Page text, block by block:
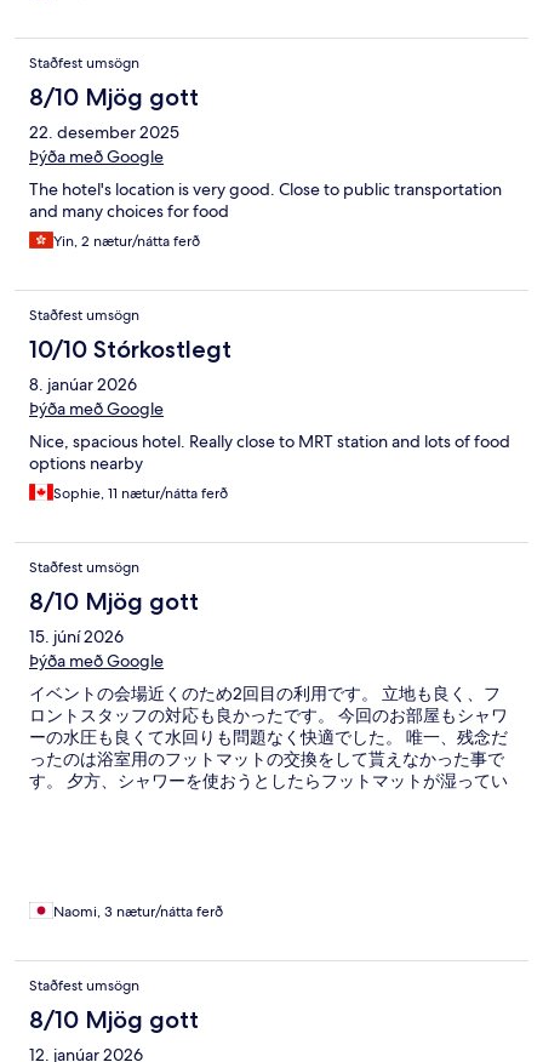
Staðfest umsögn
8/10 Mjög gott
22. desember 2025
Þýða með Google
The hotel's location is very good. Close to public transportation
and many choices for food
Yin, 2 nætur/nátta ferð
Staðfest umsögn
10/10 Stórkostlegt
8. janúar 2026
Þýða með Google
Nice, spacious hotel. Really close to MRT station and lots of food
options nearby
Sophie, 11 nætur/nátta ferð
Staðfest umsögn
8/10 Mjög gott
15. júní 2026
Þýða með Google
イベントの会場近くのため2回目の利用です。 立地も良く、フ
ロントスタッフの対応も良かったです。 今回のお部屋もシャワ
ーの水圧も良くて水回りも問題なく快適でした。 唯一、残念だ
ったのは浴室用のフットマットの交換をして貰えなかった事で
す。 夕方、シャワーを使おうとしたらフットマットが湿ってい
Naomi, 3 nætur/nátta ferð
Staðfest umsögn
8/10 Mjög gott
12. janúar 2026